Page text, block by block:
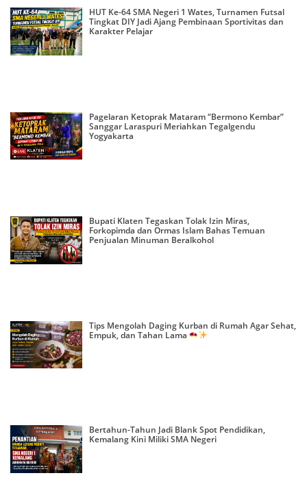
HUT Ke-64 SMA Negeri 1 Wates, Turnamen Futsal
Tingkat DIY Jadi Ajang Pembinaan Sportivitas dan
Karakter Pelajar
Pagelaran Ketoprak Mataram “Bermono Kembar”
Sanggar Laraspuri Meriahkan Tegalgendu
Yogyakarta
Bupati Klaten Tegaskan Tolak Izin Miras,
Forkopimda dan Ormas Islam Bahas Temuan
Penjualan Minuman Beralkohol
Tips Mengolah Daging Kurban di Rumah Agar Sehat,
Empuk, dan Tahan Lama
Bertahun-Tahun Jadi Blank Spot Pendidikan,
Kemalang Kini Miliki SMA Negeri